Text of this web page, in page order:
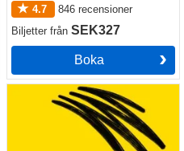
4.7
846 recensioner
BiljetterfrånSEK327
Boka
Operation Mincemeat